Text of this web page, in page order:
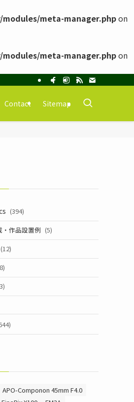
meta-manager.phpon
meta-manager.phpon
Contact Sitemap
(394)
・作品設置例 (5)
(12)
APO-Componon 45mm F4.0